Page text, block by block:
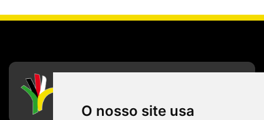
O nosso site usa